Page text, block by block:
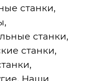
станки,
станки,
станки,